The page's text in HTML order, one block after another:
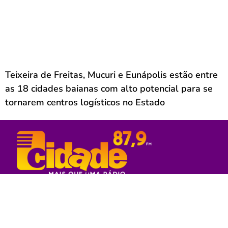
Teixeira de Freitas, Mucuri e Eunápolis estão entre
as 18 cidades baianas com alto potencial para se
tornarem centros logísticos no Estado